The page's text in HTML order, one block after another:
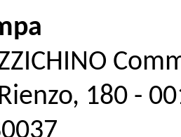
180 -